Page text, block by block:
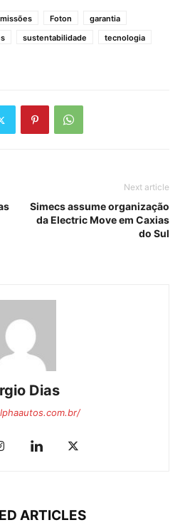
Foton
garantia
sustentabilidade
tecnologia
Next article
Simecs assume organização
da Electric Move em Caxias
do Sul
Dias
ARTICLES